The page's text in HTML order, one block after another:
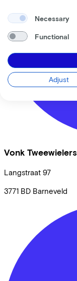
Vonk Tweewielers
Langstraat 97
3771 BD Barneveld
Necessary
Functional
Adjust